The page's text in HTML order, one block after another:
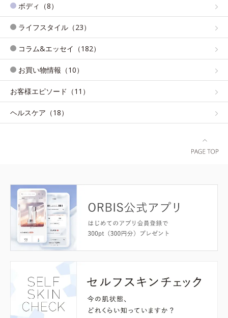
ボディ（8）
ライフスタイル（23）
コラム&エッセイ（182）
お買い物情報（10）
お客様エピソード（11）
ヘルスケア（18）